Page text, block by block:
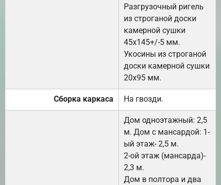
Разгрузочный ригель
из строганой доски
камерной сушки
45х145+/-5 мм.
Укосины из строганой
доски камерной сушки
20х95 мм.
Сборка каркаса На гвозди.
Дом одноэтажный: 2,5
м. Дом с мансардой: 1-
ый этаж- 2,5 м.
2-ой этаж (мансарда)-
2,3 м.
Дом в полтора и два